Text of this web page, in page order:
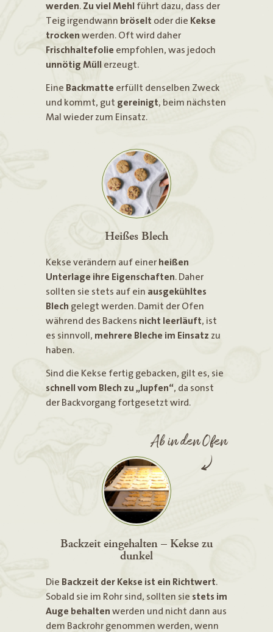
werden. Zu viel Mehl führt dazu, dass der
Teig irgendwann bröselt oder die Kekse
trocken werden. Oft wird daher
Frischhaltefolie empfohlen, was jedoch
unnötig Müllerzeugt.
Eine Backmatte erfüllt denselben Zweck
und kommt, gut gereinigt, beim nächsten
Mal wieder zum Einsatz.
Heißes Blech
Kekse verändern auf einer heißen
Unterlage ihre Eigenschaften. Daher
sollten sie stets auf ein ausgekühltes
Blech gelegt werden. Damit der Ofen
während des Backens nicht leerläuft, ist
es sinnvoll, mehrere Bleche im Einsatz zu
haben.
Sind die Kekse fertig gebacken, gilt es, sie
schnell vom Blech zu „lupfen“, da sonst
der Backvorgang fortgesetzt wird.
Ab in den Ofen
Backzeit eingehalten – Kekse zu
dunkel
Die Backzeit der Kekse ist ein Richtwert.
Sobald sie im Rohr sind, sollten sie stets im
Auge behalten werden und nicht dann aus
dem Backrohr genommen werden, wenn